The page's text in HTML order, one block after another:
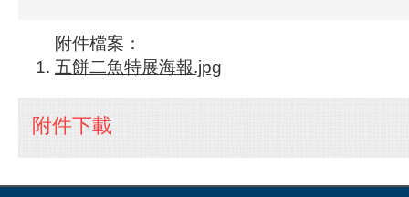
附件檔案：
五餅二魚特展海報.jpg
附件下載